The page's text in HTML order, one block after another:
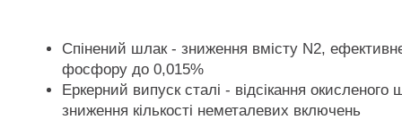
Спінений шлак - зниження вмісту N2,
фосфору до 0,015%
Еркерний випуск сталі - відсікання окисленого
зниження кількості неметалевих включень